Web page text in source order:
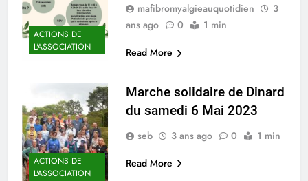
ACTIONS DE
L'ASSOCIATION
mafibromyalgieauquotidien
3
ans ago
0
1 min
Read More
ACTIONS DE
L'ASSOCIATION
Marche solidaire de Dinard
du samedi 6 Mai 2023
seb 3 ans ago 0
1 min
Read More